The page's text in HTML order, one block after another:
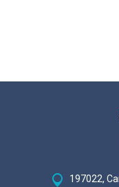
197022,